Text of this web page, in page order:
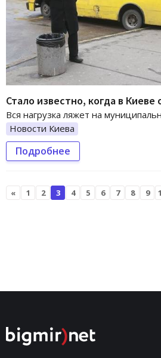
Стало известно, когда в
Вся нагрузка ляжет на
Новости Киева
Подробнее
« 1 2 3 4 5 6 7 8 9